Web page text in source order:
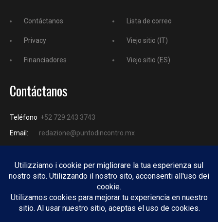
Contáctanos
Privacy
Financiadores
Lista de correo
Viejo sitio (IT)
Viejo sitio (ES)
Contáctanos
Teléfono +52 729 243 3743
Email:
redazione@puntodincontro.mx
PUNTODINCONTRO